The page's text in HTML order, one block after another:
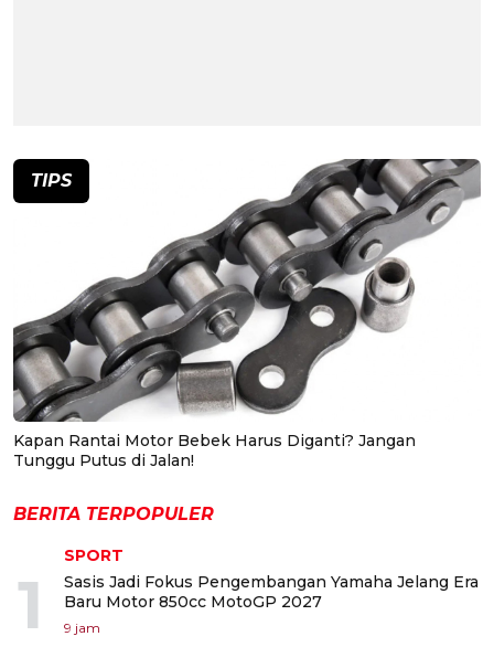
TIPS
Kapan Rantai Motor Bebek Harus Diganti? Jangan
Tunggu Putus di Jalan!
BERITA TERPOPULER
1
SPORT
Sasis Jadi Fokus Pengembangan Yamaha Jelang Era
Baru Motor 850cc MotoGP 2027
9 jam